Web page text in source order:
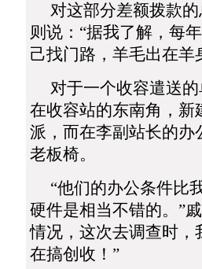
对这部分差额拨款的
则说：“据我了解，每
己找门路，羊毛出在羊
对于一个收容遣送的
在收容站的东南角，
派，而在李副站长的
老板椅。
“他们的办公条件比
硬件是相当不错的。”
情况，这次去调查时
在搞创收！”